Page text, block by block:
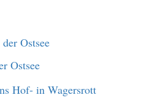
Ostsee